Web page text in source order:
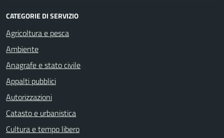
CATEGORIE DI SERVIZIO
Agricoltura e pesca
Ambiente
Anagrafe e stato civile
Appalti pubblici
Autorizzazioni
Catasto e urbanistica
Cultura e tempo libero